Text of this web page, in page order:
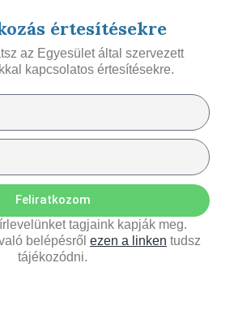
értesítésekre
az Egyesület által szervezett
kapcsolatos értesítésekre.
Feliratkozom
tagjaink kapják meg.
belépésről ezen a linken tudsz
tájékozódni.